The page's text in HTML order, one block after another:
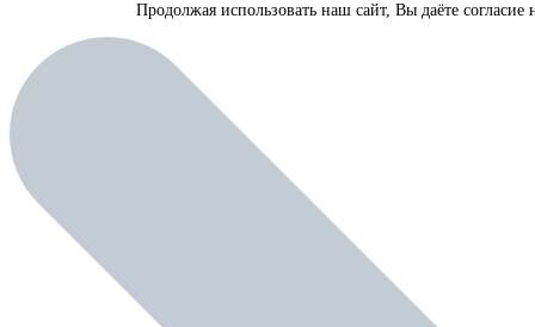
Продолжая использовать наш сайт, Вы даёте согласие